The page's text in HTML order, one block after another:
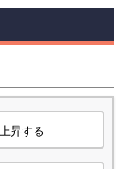
上昇する